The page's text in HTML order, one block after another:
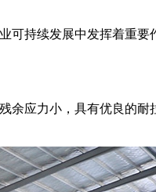
可持续发展中发挥着重
应力小，具有优良的